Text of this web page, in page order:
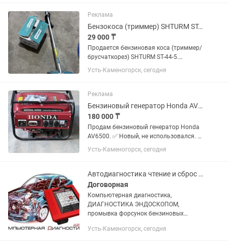
Реклама
Бензокоса (триммер) SHTURM ST-44-5 (52cc / 2200W)
29 000 ₸
Продается бензиновая коса (триммер/
брусчаткорез) SHTURM ST-44-5.
Отличный, мощный инструмент для
скашивания травы, сухостоя,
придомовом участке. Характеристики:
...
Усть-Каменогорск, сегодня
Реклама
Бензиновый генератор Honda AV6500, новый, 6.5 кВт
180 000 ₸
Продам бензиновый генератор Honda
AV6500. ✅ Новый, не использовался. ✅
Электрозапуск с ключа. ✅ Две розетки
220 В. ✅ Надежный четырехтактный
подходит для частного...
Усть-Каменогорск, сегодня
Автодиагностика чтение и сброс ошибок.
Договорная
Компьютерная диагностика,
ДИАГНОСТИКА ЭНДОСКОПОМ,
промывка форсунок бензиновых
Проверка вакуумных систем
Усть-Каменогорск, сегодня